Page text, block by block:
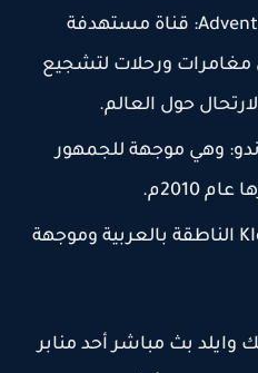
ناشونال جيوغرافيك Adventure: قناة مستهدفة
ورحلات لتشجيع
حول العالم.
وهي موجهة للجمهور
ناشيونال جيوغرافيك :KIds الناطقة بالعربية وموجهة
بث مباشر أحد منابر